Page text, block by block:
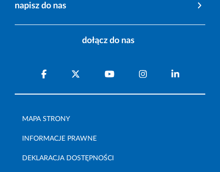
napisz do nas
dołącz do nas
MAPA STRONY
INFORMACJE PRAWNE
DEKLARACJA DOSTĘPNOŚCI